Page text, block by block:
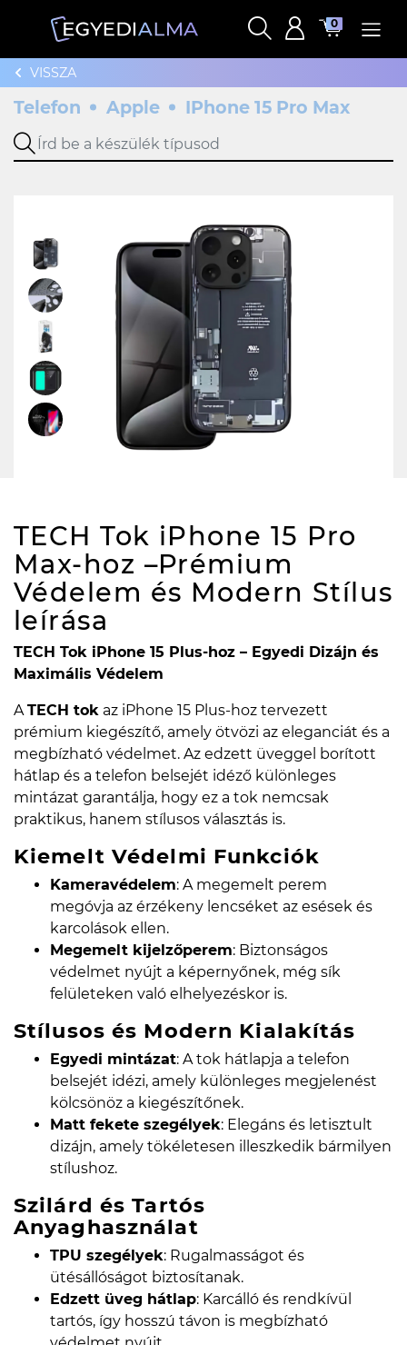
0
VISSZA
Telefon Apple IPhone 15 Pro Max
TECH Tok iPhone 15 Pro
Max-hoz –Prémium
Védelem és Modern Stílus
leírása
TECH Tok iPhone 15 Plus-hoz – Egyedi Dizájn és
Maximális Védelem
A TECH tok az iPhone 15 Plus-hoz tervezett
prémium kiegészítő, amely ötvözi az eleganciát és a
megbízható védelmet. Az edzett üveggel borított
hátlap és a telefon belsejét idéző különleges
mintázat garantálja, hogy ez a tok nemcsak
praktikus, hanem stílusos választás is.
Kiemelt Védelmi Funkciók
Kameravédelem: A megemelt perem
megóvja az érzékeny lencséket az esések és
karcolások ellen.
Megemelt kijelzőperem: Biztonságos
védelmet nyújt a képernyőnek, még sík
felületeken való elhelyezéskor is.
Stílusos és Modern Kialakítás
Egyedi mintázat: A tok hátlapja a telefon
belsejét idézi, amely különleges megjelenést
kölcsönöz a kiegészítőnek.
Matt fekete szegélyek: Elegáns és letisztult
dizájn, amely tökéletesen illeszkedik bármilyen
stílushoz.
Szilárd és Tartós
Anyaghasználat
TPU szegélyek: Rugalmasságot és
ütésállóságot biztosítanak.
Edzett üveg hátlap: Karcálló és rendkívül
tartós, így hosszú távon is megbízható